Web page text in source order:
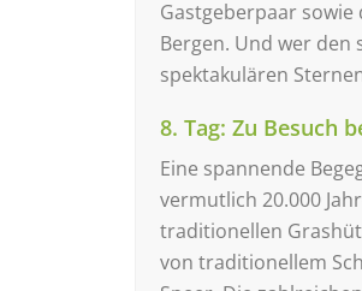
Gastgeberpaar
Bergen. Und wer
spektakulären
8. Tag: Zu Besuch
Eine spannende
vermutlich 20.000
traditionellen
von traditionellem